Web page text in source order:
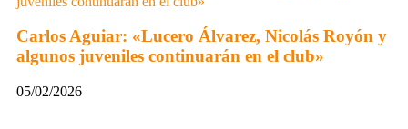
Carlos Aguiar: «Lucero Álvarez, Nicolás Royón y
algunos juveniles continuarán en el club»
05/02/2026